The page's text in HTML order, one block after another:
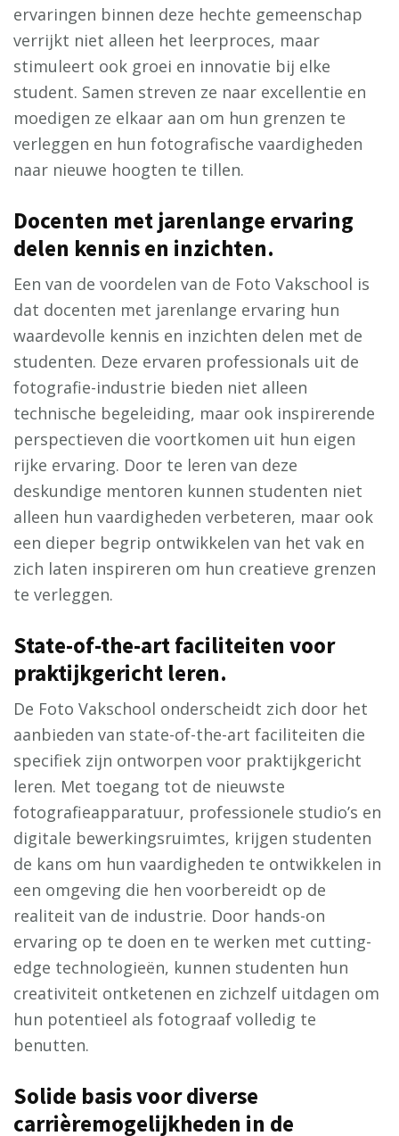
ervaringen binnen deze hechte gemeenschap
verrijkt niet alleen het leerproces, maar
stimuleert ook groei en innovatie bij elke
student. Samen streven ze naar excellentie en
moedigen ze elkaar aan om hun grenzen te
verleggen en hun fotografische vaardigheden
naar nieuwe hoogten te tillen.
Docenten met jarenlange ervaring
delen kennis en inzichten.
Een van de voordelen van de Foto Vakschool is
dat docenten met jarenlange ervaring hun
waardevolle kennis en inzichten delen met de
studenten. Deze ervaren professionals uit de
fotografie-industrie bieden niet alleen
technische begeleiding, maar ook inspirerende
perspectieven die voortkomen uit hun eigen
rijke ervaring. Door te leren van deze
deskundige mentoren kunnen studenten niet
alleen hun vaardigheden verbeteren, maar ook
een dieper begrip ontwikkelen van het vak en
zich laten inspireren om hun creatieve grenzen
te verleggen.
State-of-the-art faciliteiten voor
praktijkgericht leren.
De Foto Vakschool onderscheidt zich door het
aanbieden van state-of-the-art faciliteiten die
specifiek zijn ontworpen voor praktijkgericht
leren. Met toegang tot de nieuwste
fotografieapparatuur, professionele studio’s en
digitale bewerkingsruimtes, krijgen studenten
de kans om hun vaardigheden te ontwikkelen in
een omgeving die hen voorbereidt op de
realiteit van de industrie. Door hands-on
ervaring op te doen en te werken met cutting-
edge technologieën, kunnen studenten hun
creativiteit ontketenen en zichzelf uitdagen om
hun potentieel als fotograaf volledig te
benutten.
Solide basis voor diverse
carrièremogelijkheden in de